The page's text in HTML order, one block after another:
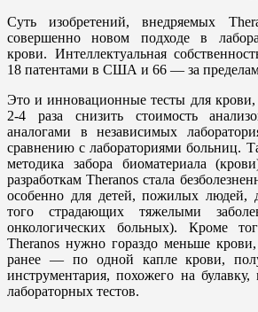
Суть изобретений, внедряемых
совершенно новом подходе в
крови. Интеллектуальная
18 патентами в США и 66 — за
Это и инновационные тесты для крови,
2-4 раза снизить стоимость
аналогами в независимых
сравнению с лабораториями больниц.
методика забора биоматериала
разработкам Theranos стала
особенно для детей, пожилых людей,
того страдающих тяжелыми
онкологических больных). Кроме
Theranos нужно гораздо меньше
ранее — по одной капле крови,
инструментария, похожего на
лабораторных тестов.